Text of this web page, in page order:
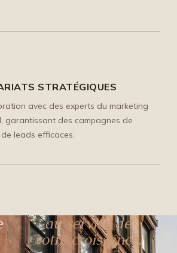
STRATÉGIQUES
avec des experts du marketing
garantissant des campagnes de
leads efficaces.
au service de
votre croissance.